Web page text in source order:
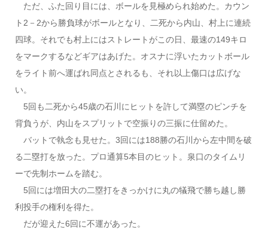
ただ、ふた回り目には、ボールを見極められ始めた。カウン
ト2－2から勝負球がボールとなり、二死から内山、村上に連続
四球。それでも村上にはストレートがこの日、最速の149キロ
をマークするなどギアはあげた。オスナに浮いたカットボール
をライト前へ運ばれ同点とされるも、それ以上傷口は広げな
い。
5回も二死から45歳の石川にヒットを許して満塁のピンチを
背負うが、内山をスプリットで空振りの三振に仕留めた。
バットで執念も見せた。3回には188勝の石川から左中間を破
る二塁打を放った。プロ通算5本目のヒット。泉口のタイムリ
ーで先制ホームを踏む。
5回には増田大の二塁打をきっかけに丸の犠飛で勝ち越し勝
利投手の権利を得た。
だが迎えた6回に不運があった。